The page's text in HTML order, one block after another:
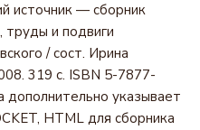
источник — сборник
труды и подвиги
/ сост. Ирина
319 с. ISBN 5-7877-
указывает
HTML для сборника